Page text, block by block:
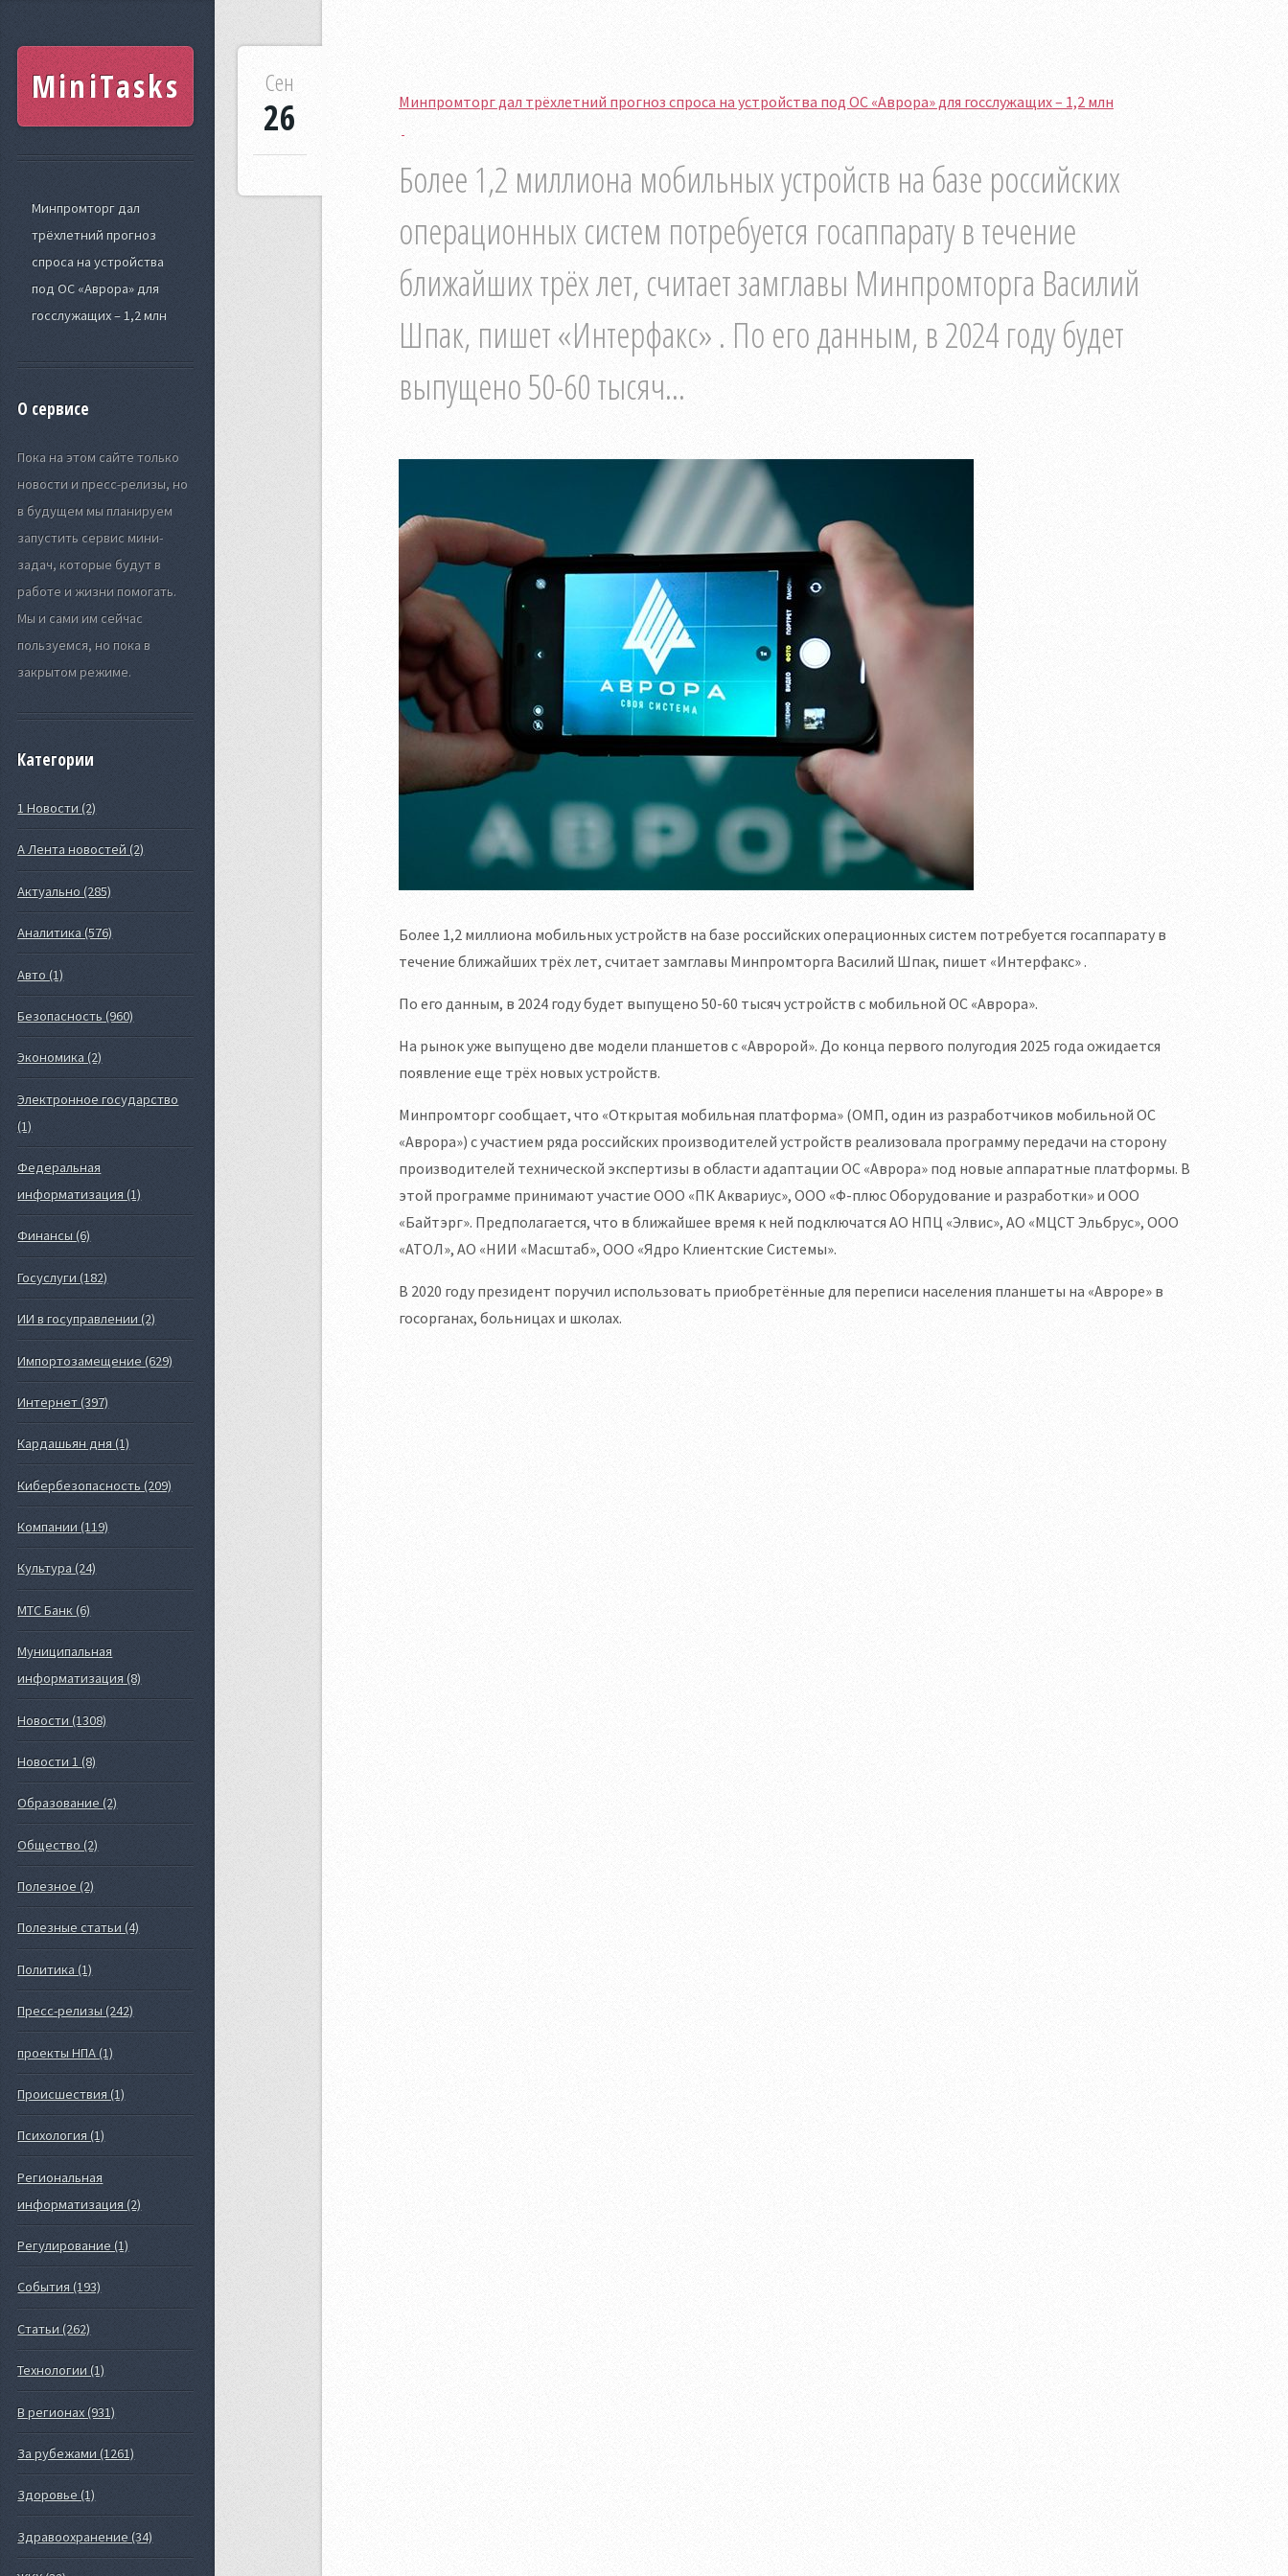
MiniTasks
Минпромторг дал
трёхлетний прогноз
спроса на устройства
под ОС «Аврора» для
госслужащих – 1,2 млн
О сервисе
Пока на этом сайте только
новости и пресс-релизы, но
в будущем мы планируем
запустить сервис мини-
задач, которые будут в
работе и жизни помогать.
Мы и сами им сейчас
пользуемся, но пока в
закрытом режиме.
Категории
1 Новости (2)
А Лента новостей (2)
Актуально (285)
Аналитика (576)
Авто (1)
Безопасность (960)
Экономика (2)
Электронное государство
(1)
Федеральная
информатизация (1)
Финансы (6)
Госуслуги (182)
ИИ в госуправлении (2)
Импортозамещение (629)
Интернет (397)
Кардашьян дня (1)
Кибербезопасность (209)
Компании (119)
Культура (24)
МТС Банк (6)
Муниципальная
информатизация (8)
Новости (1308)
Новости 1 (8)
Образование (2)
Общество (2)
Полезное (2)
Полезные статьи (4)
Политика (1)
Пресс-релизы (242)
проекты НПА (1)
Происшествия (1)
Психология (1)
Региональная
информатизация (2)
Регулирование (1)
События (193)
Статьи (262)
Технологии (1)
В регионах (931)
За рубежами (1261)
Здоровье (1)
Здравоохранение (34)
Минпромторг дал трёхлетний прогноз спроса на устройства под ОС «Аврора» для госслужащих – 1,2 млн
Более 1,2 миллиона мобильных устройств на базе российских
операционных систем потребуется госаппарату в течение
ближайших трёх лет, считает замглавы Минпромторга Василий
Шпак, пишет «Интерфакс» . По его данным, в 2024 году будет
выпущено 50-60 тысяч...
Сен
26
Более 1,2 миллиона мобильных устройств на базе российских операционных систем потребуется госаппарату в
течение ближайших трёх лет, считает замглавы Минпромторга Василий Шпак, пишет «Интерфакс» .
По его данным, в 2024 году будет выпущено 50-60 тысяч устройств с мобильной ОС «Аврора».
На рынок уже выпущено две модели планшетов с «Авророй». До конца первого полугодия 2025 года ожидается
появление еще трёх новых устройств.
Минпромторг сообщает, что «Открытая мобильная платформа» (ОМП, один из разработчиков мобильной ОС
«Аврора») с участием ряда российских производителей устройств реализовала программу передачи на сторону
производителей технической экспертизы в области адаптации ОС «Аврора» под новые аппаратные платформы. В
этой программе принимают участие ООО «ПК Аквариус», ООО «Ф-плюс Оборудование и разработки» и ООО
«Байтэрг». Предполагается, что в ближайшее время к ней подключатся АО НПЦ «Элвис», АО «МЦСТ Эльбрус», ООО
«АТОЛ», АО «НИИ «Масштаб», ООО «Ядро Клиентские Системы».
В 2020 году президент поручил использовать приобретённые для переписи населения планшеты на «Авроре» в
госорганах, больницах и школах.